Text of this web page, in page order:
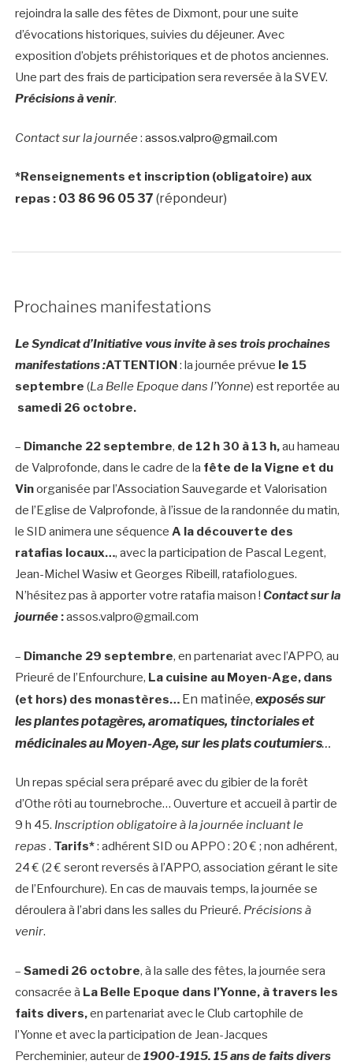
rejoindra la salle des fêtes de Dixmont, pour une suite
d’évocations historiques, suivies du déjeuner. Avec
exposition d’objets préhistoriques et de photos anciennes.
Une part des frais de participation sera reversée à la SVEV.
Précisions à venir.
Contact sur la journée :assos.valpro@gmail.com
*Renseignements et inscription (obligatoire) aux
repas : 03 86 96 05 37(répondeur)
Prochaines manifestations
Le Syndicat d’Initiative vous invite à ses trois prochaines
manifestations :ATTENTION: la journée prévue le 15
septembre (La Belle Epoque dans l’Yonne) est reportée au
samedi 26 octobre.
– Dimanche 22 septembre, de 12 h 30 à 13 h,au hameau
de Valprofonde, dans le cadre de la fête de la Vigne et du
Vinorganisée par l’Association Sauvegarde et Valorisation
de l’Eglise de Valprofonde, à l’issue de la randonnée du matin,
le SID animera une séquenceA la découverte des
ratafias locaux…, avec la participation de Pascal Legent,
Jean-Michel Wasiw et Georges Ribeill, ratafiologues.
N’hésitez pas à apporter votre ratafia maison !Contact sur la
journée :assos.valpro@gmail.com
– Dimanche 29 septembre, en partenariat avec l’APPO, au
Prieuré de l’Enfourchure, La cuisine au Moyen-Age, dans
(et hors) des monastères… En matinée, exposés sur
les plantes potagères, aromatiques, tinctoriales et
médicinales au Moyen-Age, sur les plats coutumiers…
Un repas spécial sera préparé avec du gibier de la forêt
d’Othe rôti au tournebroche… Ouverture et accueil à partir de
9 h 45. Inscription obligatoire à la journée incluant le
repas . Tarifs*: adhérent SID ou APPO : 20 € ; non adhérent,
24 € (2 € seront reversés à l’APPO, association gérant le site
de l’Enfourchure). En cas de mauvais temps, la journée se
déroulera à l’abri dans les salles du Prieuré. Précisions à
venir.
–Samedi 26 octobre, à la salle des fêtes, la journée sera
consacrée à La Belle Epoque dans l’Yonne, à travers les
faits divers,en partenariat avec le Club cartophile de
l’Yonne et avec la participation de Jean-Jacques
Percheminier, auteur de1900-1915. 15 ans de faits divers